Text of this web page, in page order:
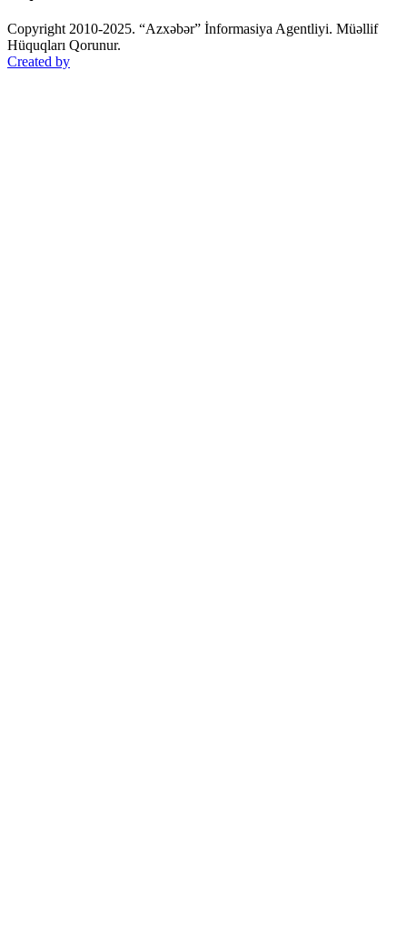
Copyright 2010-2025. “Azxəbər” İnformasiya Agentliyi. Müəllif
Hüquqları Qorunur.
Created by